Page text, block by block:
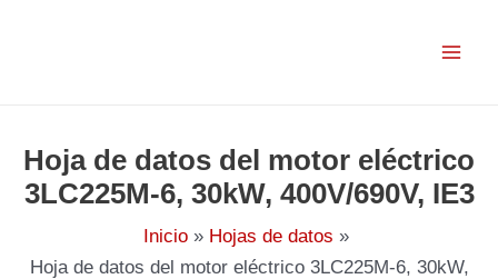
Hoja de datos del motor eléctrico
3LC225M-6, 30kW, 400V/690V, IE3
Inicio
Hojas de datos
Hoja de datos del motor eléctrico 3LC225M-6, 30kW,